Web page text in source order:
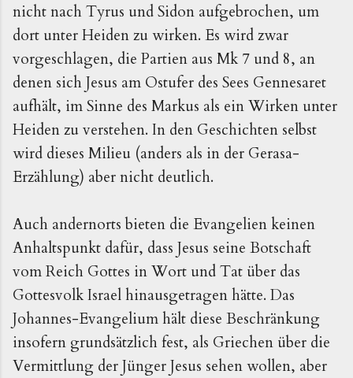
nicht nach Tyrus und Sidon aufgebrochen, um
dort unter Heiden zu wirken. Es wird zwar
vorgeschlagen, die Partien aus Mk 7 und 8, an
denen sich Jesus am Ostufer des Sees Gennesaret
aufhält, im Sinne des Markus als ein Wirken unter
Heiden zu verstehen. In den Geschichten selbst
wird dieses Milieu (anders als in der Gerasa-
Erzählung) aber nicht deutlich.
Auch andernorts bieten die Evangelien keinen
Anhaltspunkt dafür, dass Jesus seine Botschaft
vom Reich Gottes in Wort und Tat über das
Gottesvolk Israel hinausgetragen hätte. Das
Johannes-Evangelium hält diese Beschränkung
insofern grundsätzlich fest, als Griechen über die
Vermittlung der Jünger Jesus sehen wollen, aber